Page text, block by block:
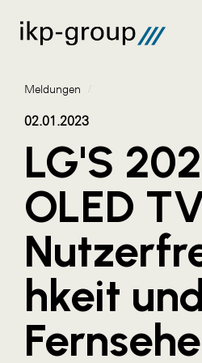
Meldungen
AKTUELLES
ACO
ALEX Krems
Amazon Web Services
Artweger
AustroCel Hallein
Meldungen /
02.01.2023
LG'S
OLED
hkeit